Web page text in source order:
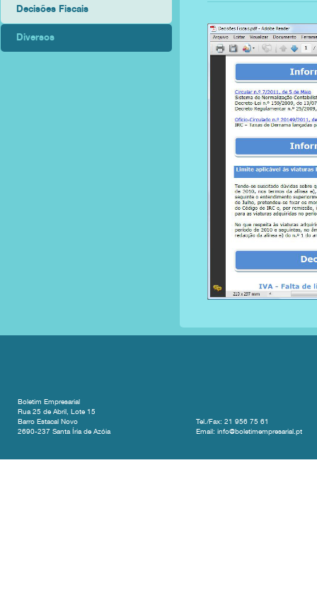
Decisões Fiscais
Diversos
Boletim Empresarial
Rua 25 de Abril, Lote 15
Barro Estacal Novo
2690-237 Santa Íria de Azóia
Tel./Fax: 21 956 75 61
Email: info@boletimempresarial.pt